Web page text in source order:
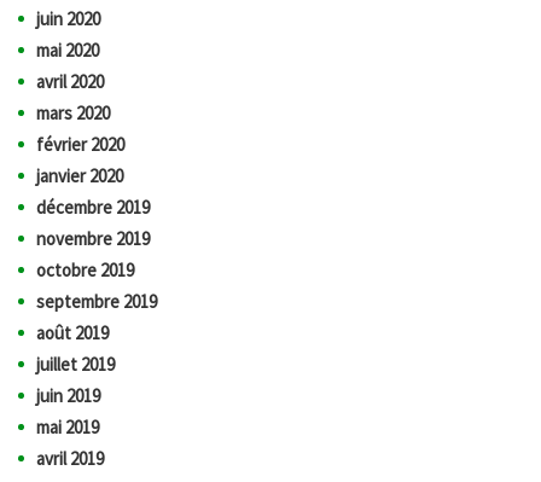
juin 2020
mai 2020
avril 2020
mars 2020
février 2020
janvier 2020
décembre 2019
novembre 2019
octobre 2019
septembre 2019
août 2019
juillet 2019
juin 2019
mai 2019
avril 2019